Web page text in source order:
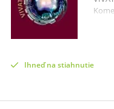
UK
Ihneď na stiahnutie